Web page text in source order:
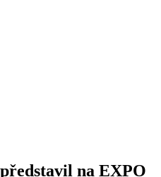
na EXPO